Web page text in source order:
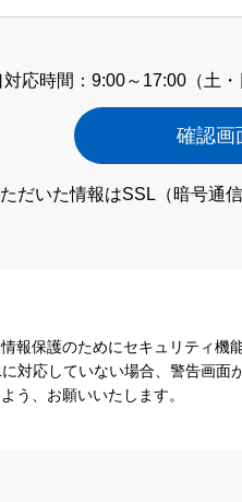
対応時間：9:00～17:00（土
だいた情報はSSL（暗号通信
報保護のためにセキュリティ
対応していない場合、警告画
う、お願いいたします。